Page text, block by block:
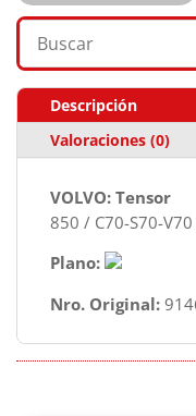
Descripción
Valoraciones (0)
VOLVO: Tensor
850 / C70-S70-
Plano:
Nro. Original: